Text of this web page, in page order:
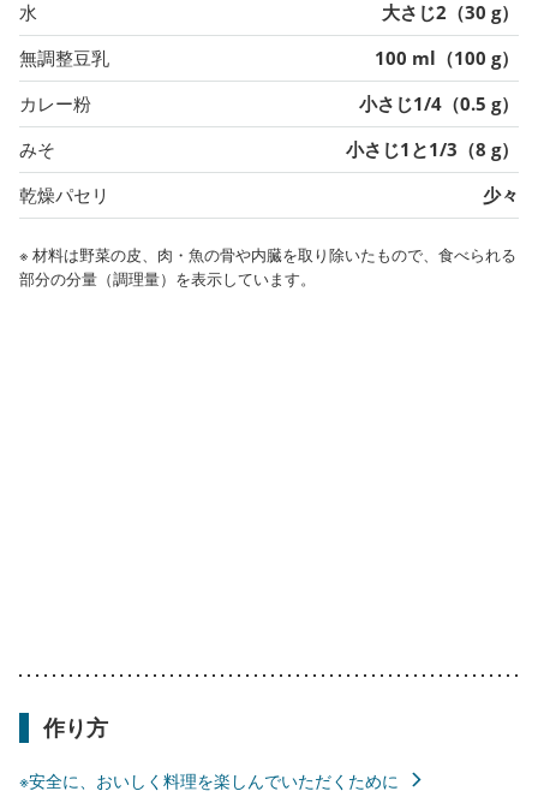
水
大さじ2（30 g）
無調整豆乳
100 ml（100 g）
カレー粉
小さじ1/4（0.5 g）
みそ
小さじ1と1/3（8 g）
乾燥パセリ
少々
※ 材料は野菜の皮、肉・魚の骨や内臓を取り除いたもので、食べられる
部分の分量（調理量）を表示しています。
作り方
※安全に、おいしく料理を楽しんでいただくために